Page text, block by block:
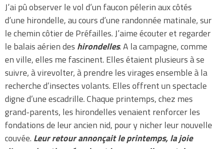
J’ai pû observer le vol d’un faucon pélerin aux côtés
d’une hirondelle, au cours d’une randonnée matinale, sur
le chemin côtier de Préfailles. J’aime écouter et regarder
le balais aérien des hirondelles. A la campagne, comme
en ville, elles me fascinent. Elles étaient plusieurs à se
suivre, à virevolter, à prendre les virages ensemble à la
recherche d’insectes volants. Elles offrent un spectacle
digne d’une escadrille. Chaque printemps, chez mes
grand-parents, les hirondelles venaient renforcer les
fondations de leur ancien nid, pour y nicher leur nouvelle
couvée. Leur retour annonçait le printemps, la joie